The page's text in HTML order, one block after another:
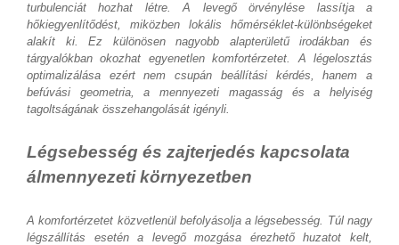
turbulenciát hozhat létre. A levegő örvénylése lassítja a
hőkiegyenlítődést, miközben lokális hőmérséklet-különbségeket
alakít ki. Ez különösen nagyobb alapterületű irodákban és
tárgyalókban okozhat egyenetlen komfortérzetet. A légelosztás
optimalizálása ezért nem csupán beállítási kérdés, hanem a
befúvási geometria, a mennyezeti magasság és a helyiség
tagoltságának összehangolását igényli.
Légsebesség és zajterjedés kapcsolata
álmennyezeti környezetben
A komfortérzetet közvetlenül befolyásolja a légsebesség. Túl nagy
légszállítás esetén a levegő mozgása érezhető huzatot kelt,